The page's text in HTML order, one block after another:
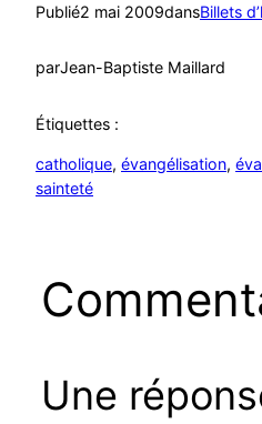
Publié2 mai 2009dansBillets
parJean-Baptiste Maillard
Étiquettes :
catholique, évangélisation,
sainteté
Une